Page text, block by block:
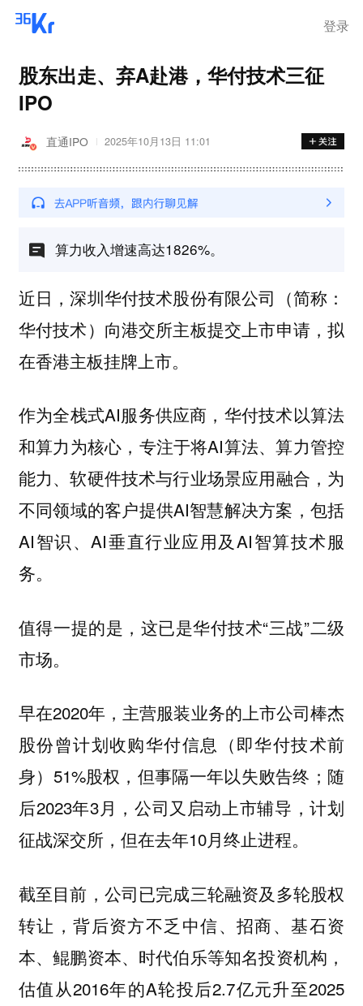
登录
股东出走、弃A赴港，华付技术三征
IPO
直通IPO 2025年10月13日 11:01
算力收入增速高达1826%。
近日，深圳华付技术股份有限公司（简称：
华付技术）向港交所主板提交上市申请，拟
在香港主板挂牌上市。
作为全栈式AI服务供应商，华付技术以算法
和算力为核心，专注于将AI算法、算力管控
能力、软硬件技术与行业场景应用融合，为
不同领域的客户提供AI智慧解决方案，包括
AI智识、AI垂直行业应用及AI智算技术服
务。
值得一提的是，这已是华付技术“三战”二级
市场。
早在2020年，主营服装业务的上市公司棒杰
股份曾计划收购华付信息（即华付技术前
身）51%股权，但事隔一年以失败告终；随
后2023年3月，公司又启动上市辅导，计划
征战深交所，但在去年10月终止进程。
截至目前，公司已完成三轮融资及多轮股权
转让，背后资方不乏中信、招商、基石资
本、鲲鹏资本、时代伯乐等知名投资机构，
估值从2016年的A轮投后2.7亿元升至2025